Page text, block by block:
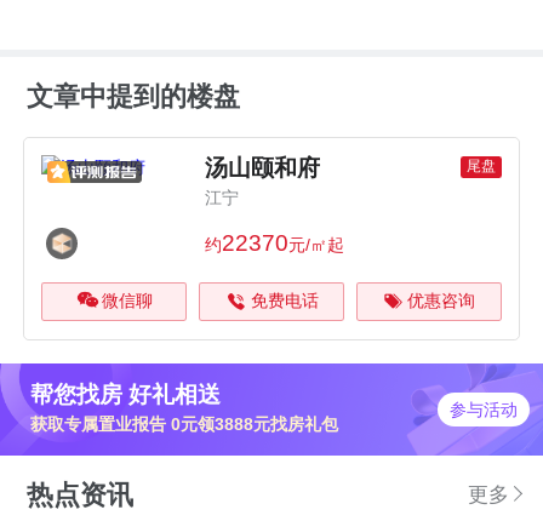
文章中提到的楼盘
汤山颐和府 尾盘
江宁
约22370元/㎡起
微信聊 免费电话 优惠咨询
帮您找房 好礼相送
获取专属置业报告 0元领3888元找房礼包
参与活动
热点资讯 更多